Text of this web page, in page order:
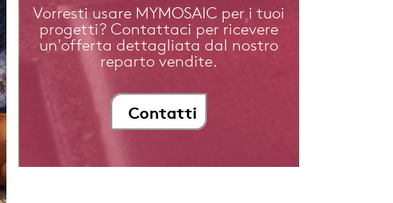
Vorresti usare MYMOSAIC per i tuoi
progetti? Contattaci per ricevere
un'offerta dettagliata dal nostro
reparto vendite.
Contatti